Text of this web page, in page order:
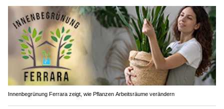
Innenbegrünung Ferrara zeigt, wie Pflanzen Arbeitsräume verändern